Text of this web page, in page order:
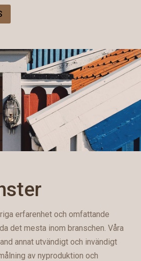
erfarenhet och omfattande
det mesta inom branschen. Våra
annat utvändigt och invändigt
av nyproduktion och